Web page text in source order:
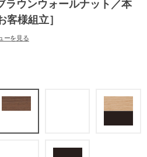
ウンウォールナット／本
様組立］
ーを見る